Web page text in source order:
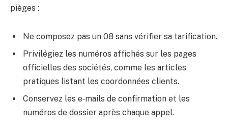
pièges :
Ne composez pas un 08 sans vérifier sa tarification.
Privilégiez les numéros affichés sur les pages
officielles des sociétés, comme les articles
pratiques listant les coordonnées clients.
Conservez les e‑mails de confirmation et les
numéros de dossier après chaque appel.